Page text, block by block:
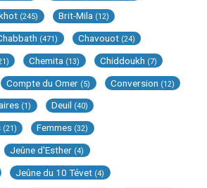
(245) Brit-Mila (12)
(471) Chavouot (24)
Chemita (13) Chiddoukh (7)
Compte du Omer (5) Conversion (12)
(1) Deuil (40)
(21) Femmes (32)
Jeûne d'Esther (4)
Jeûne du 10 Tévet (4)